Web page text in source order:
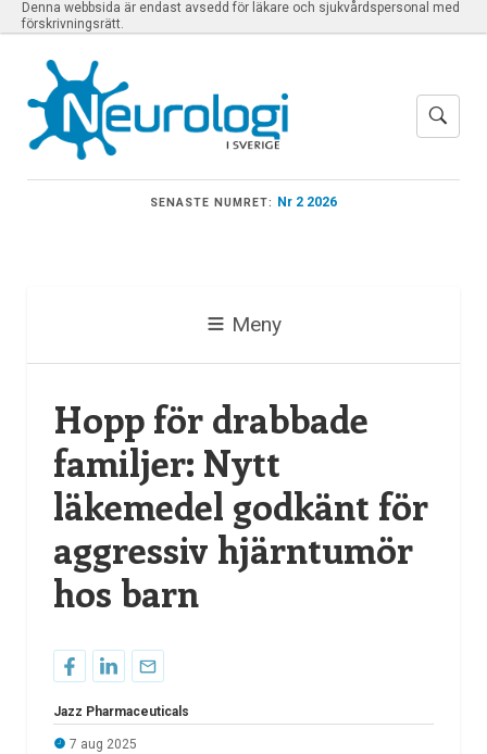
Denna webbsida är endast avsedd för läkare och sjukvårdspersonal med
förskrivningsrätt.
SENASTE NUMRET: Nr 2 2026
Meny
Hopp för drabbade
familjer: Nytt
läkemedel godkänt för
aggressiv hjärntumör
hos barn
Jazz Pharmaceuticals
7 aug 2025